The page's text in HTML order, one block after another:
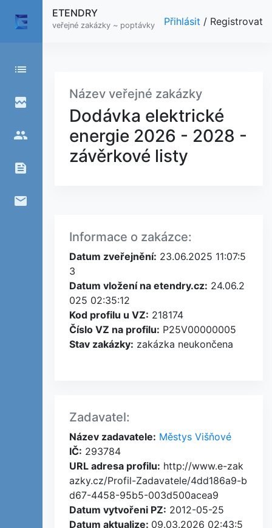
list
broken_image
people
feed
email
ETENDRY
veřejné zakázky ~ poptávky Přihlásit / Registrovat
Název veřejné zakázky
Dodávka elektrické
energie 2026 - 2028 -
závěrkové listy
Informace o zakázce:
Datum zveřejnění: 23.06.2025 11:07:5
3
Datum vložení na etendry.cz: 24.06.2
025 02:35:12
Kod profilu u VZ: 218174
Číslo VZ na profilu: P25V00000005
Stav zakázky: zakázka neukončena
Zadavatel:
Název zadavatele: Městys Višňové
IČ: 293784
URL adresa profilu: http://www.e-zak
azky.cz/Profil-Zadavatele/4dd186a9-b
d67-4458-95b5-003d500acea9
Datum vytvořeni PZ: 2012-05-25
Datum aktualize: 09.03.2026 02:43:5